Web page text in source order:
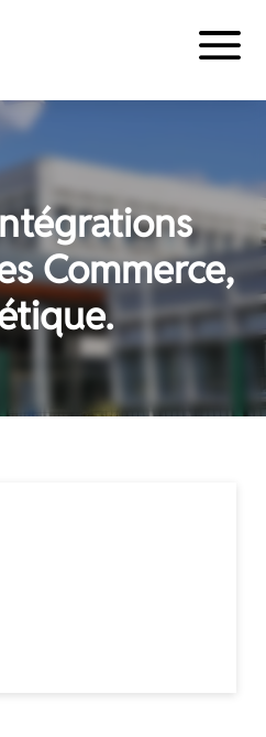
Commerce,